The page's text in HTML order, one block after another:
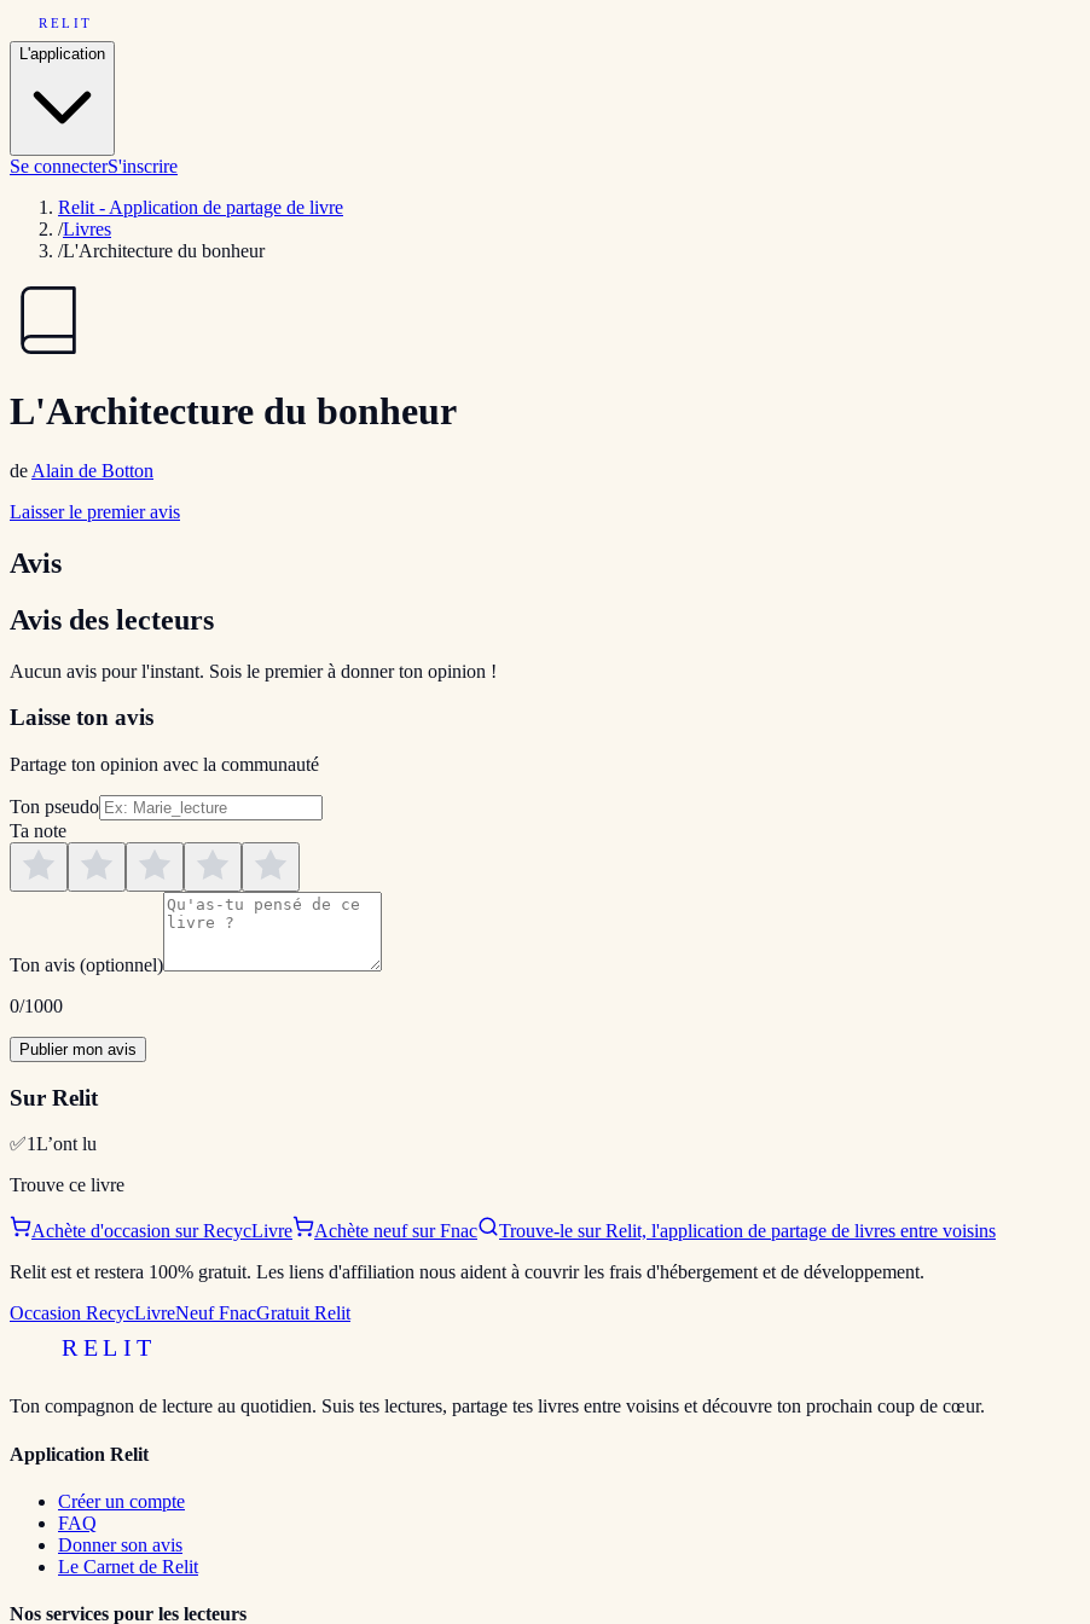
RELIT
L'application
Se connecterS'inscrire
Relit - Application de partage de livre
/Livres
/L'Architecture du bonheur
L'Architecture du bonheur
de Alain de Botton
Laisser le premier avis
Avis
Avis des lecteurs
Aucun avis pour l'instant. Sois le premier à donner ton opinion !
Laisse ton avis
Partage ton opinion avec la communauté
Ton pseudo
Ta note
Ton avis (optionnel)
0/1000
Publier mon avis
Sur Relit
✅1L’ont lu
Trouve ce livre
Achète d'occasion sur RecycLivre Achète neuf sur Fnac
Trouve-le sur Relit, l'application de partage de livres entre voisins
Relit est et restera 100% gratuit. Les liens d'affiliation nous aident à couvrir les frais d'hébergement et de développement.
Occasion RecycLivreNeuf FnacGratuit Relit
RELIT
Ton compagnon de lecture au quotidien. Suis tes lectures, partage tes livres entre voisins et découvre ton prochain coup de cœur.
Application Relit
Créer un compte
FAQ
Donner son avis
Le Carnet de Relit
Nos services pour les lecteurs